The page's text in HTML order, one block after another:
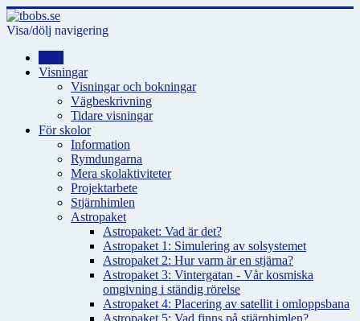
Visa/dölj navigering
Visningar
Visningar och bokningar
Vägbeskrivning
Tidare visningar
För skolor
Information
Rymdungarna
Mera skolaktiviteter
Projektarbete
Stjärnhimlen
Astropaket
Astropaket: Vad är det?
Astropaket 1: Simulering av solsystemet
Astropaket 2: Hur varm är en stjärna?
Astropaket 3: Vintergatan - Vår kosmiska
omgivning i ständig rörelse
Astropaket 4: Placering av satellit i omloppsbana
Astropaket 5: Vad finns på stjärnhimlen?